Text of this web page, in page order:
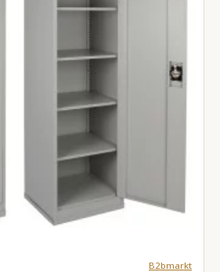
B2bmarkt